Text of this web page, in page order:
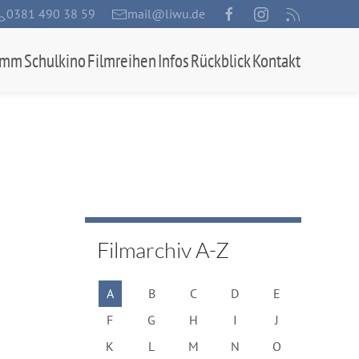
0381 490 38 59 mail@liwu.de
SchulkinoFilmreihenInfosRückblickKontakt
Filmarchiv A-Z
A B C D
E
F
G H I
J
K
L M N
O